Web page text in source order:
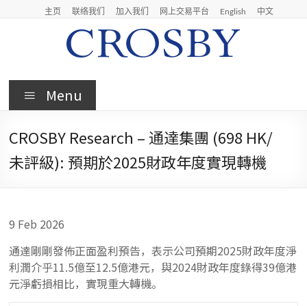
主页 联络我们 加入我们 网上交易平台 English 中文
Crosby
Crosby
Limited
Menu
CROSBY Research – 通達集團 (698 HK/
未評級): 預期於2025財政年度實現轉機
9 Feb 2026
通達剛剛發佈正面盈利預告，表示公司預期2025財政年度淨
利潤介乎11.5億至12.5億港元，與2024財政年度錄得39億港
元淨虧損相比，實現重大轉機。